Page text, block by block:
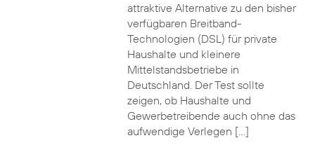
attraktive Alternative zu den bisher
verfügbaren Breitband-
Technologien (DSL) für private
Haushalte und kleinere
Mittelstandsbetriebe in
Deutschland. Der Test sollte
zeigen, ob Haushalte und
Gewerbetreibende auch ohne das
aufwendige Verlegen […]